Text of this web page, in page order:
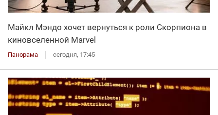
Майкл Мэндо хочет вернуться к роли Скорпиона в
киновселенной Marvel
Панорама сегодня, 17:45